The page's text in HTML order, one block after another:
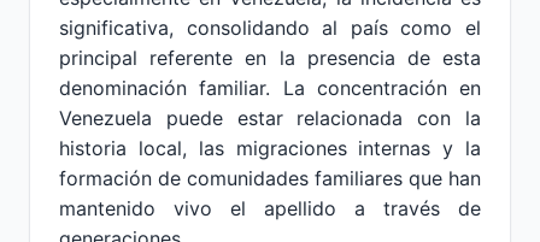
significativa, consolidando al país como el
principal referente en la presencia de esta
denominación familiar. La concentración en
Venezuela puede estar relacionada con la
historia local, las migraciones internas y la
formación de comunidades familiares que han
mantenido vivo el apellido a través de